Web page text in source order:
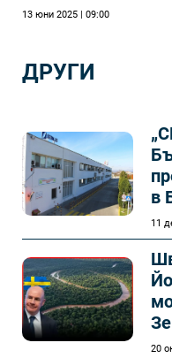
13 юни 2025 | 09:00
ДРУГИ
в
11
20